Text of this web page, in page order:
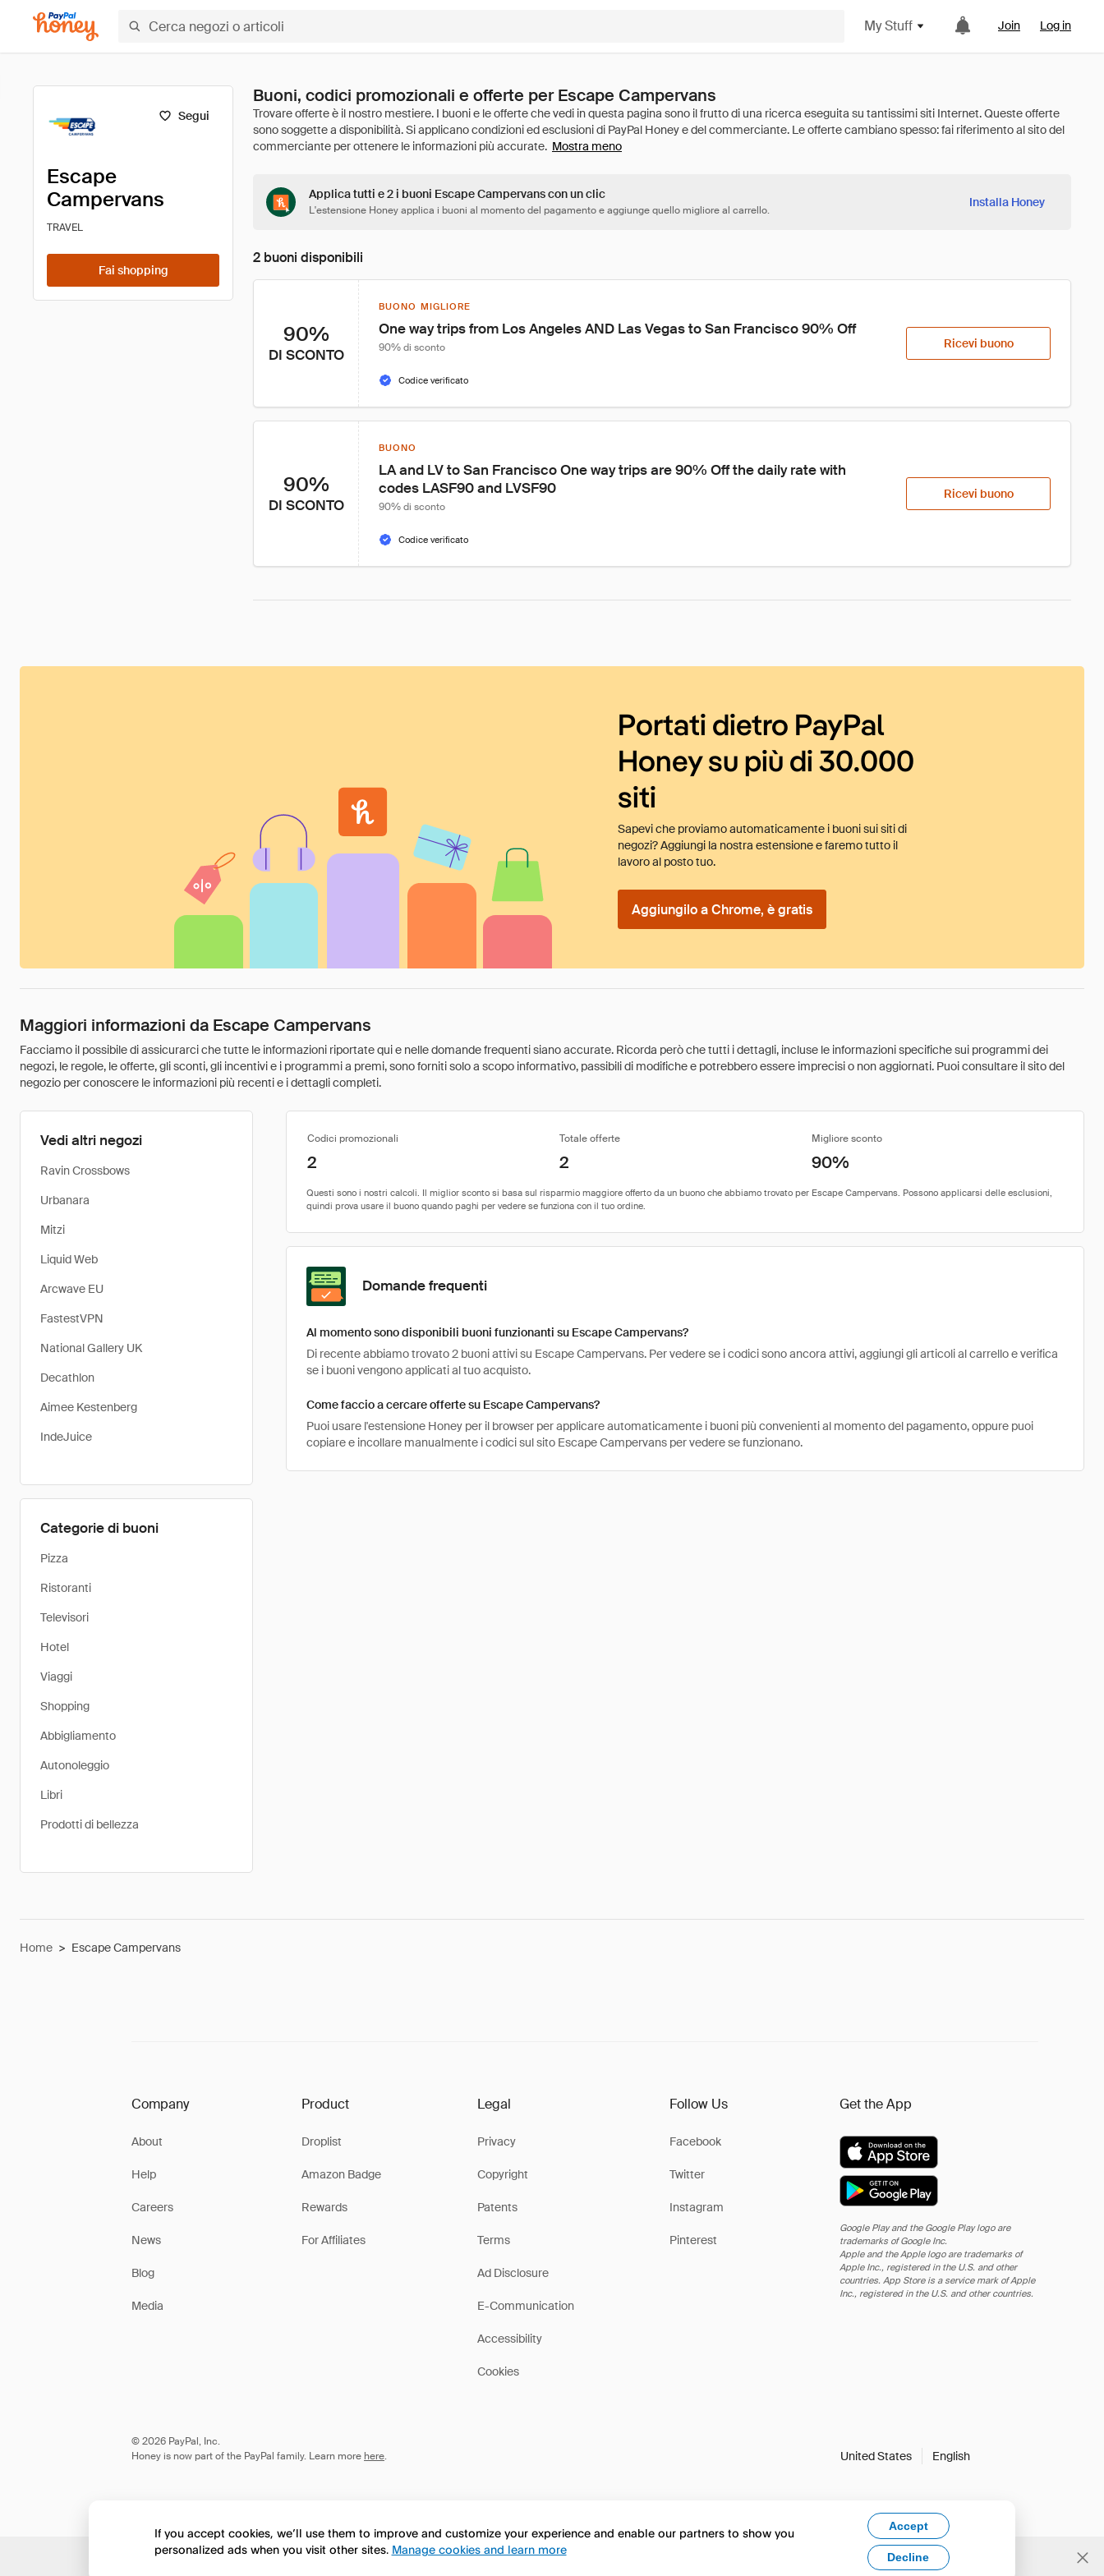
My Stuff Join Log in
Segui
Escape
Campervans
TRAVEL
Fai shopping
Buoni, codici promozionali e offerte per Escape Campervans
Mostra meno
Applica tutti e 2 i buoni Escape Campervans con un clic
L'estensione Honey applica i buoni al momento del pagamento e aggiunge quello migliore al carrello.
Installa Honey
2 buoni disponibili
90%
DI SCONTO
BUONO MIGLIORE
One way trips from Los Angeles AND Las Vegas to San Francisco 90% Off
90% di sconto
Codice verificato
Ricevi buono
90%
DI SCONTO
BUONO
LA and LV to San Francisco One way trips are 90% Off the daily rate with
codes LASF90 and LVSF90
90% di sconto
Codice verificato
Ricevi buono
Portati dietro PayPal
Honey su più di 30.000
siti
Sapevi che proviamo automaticamente i buoni sui siti di
negozi? Aggiungi la nostra estensione e faremo tutto il
lavoro al posto tuo.
Aggiungilo a Chrome, è gratis
Maggiori informazioni da Escape Campervans
Facciamo il possibile di assicurarci che tutte le informazioni riportate qui e nelle domande frequenti siano accurate. Ricorda però che tutti i dettagli, incluse le informazioni specifiche sui programmi dei
negozi, le regole, le offerte, gli sconti, gli incentivi e i programmi a premi, sono forniti solo a scopo informativo, passibili di modifiche e potrebbero essere imprecisi o non aggiornati. Puoi consultare il sito del
negozio per conoscere le informazioni più recenti e i dettagli completi.
Vedi altri negozi
Ravin Crossbows
Urbanara
Mitzi
Liquid Web
Arcwave EU
FastestVPN
National Gallery UK
Decathlon
Aimee Kestenberg
IndeJuice
Categorie di buoni
Pizza
Ristoranti
Televisori
Hotel
Viaggi
Shopping
Abbigliamento
Autonoleggio
Libri
Prodotti di bellezza
Codici promozionali Totale offerte Migliore sconto
2 2 90%
Domande frequenti
Al momento sono disponibili buoni funzionanti su Escape Campervans?
Di recente abbiamo trovato 2 buoni attivi su Escape Campervans. Per vedere se i codici sono ancora attivi, aggiungi gli articoli al carrello e verifica
se i buoni vengono applicati al tuo acquisto.
Come faccio a cercare offerte su Escape Campervans?
Puoi usare l'estensione Honey per il browser per applicare automaticamente i buoni più convenienti al momento del pagamento, oppure puoi
copiare e incollare manualmente i codici sul sito Escape Campervans per vedere se funzionano.
Home > Escape Campervans
Company
About
Help
Careers
News
Blog
Media
Product
Droplist
Amazon Badge
Rewards
For Affiliates
Legal
Privacy
Copyright
Patents
Terms
Ad Disclosure
E-Communication
Accessibility
Cookies
Follow Us
Facebook
Twitter
Instagram
Pinterest
Get the App
Google Play and the Google Play logo are
trademarks of Google Inc.
Apple and the Apple logo are trademarks of
Apple Inc., registered in the U.S. and other
countries. App Store is a service mark of Apple
Inc., registered in the U.S. and other countries.
© 2026 PayPal, Inc.
Honey is now part of the PayPal family. Learn more here. United States English
If you accept cookies, we’ll use them to improve and customize your experience and enable our partners to show you
personalized ads when you visit other sites. Manage cookies and learn more
Accept
Decline